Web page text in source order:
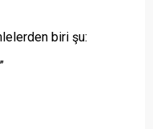
biri şu: